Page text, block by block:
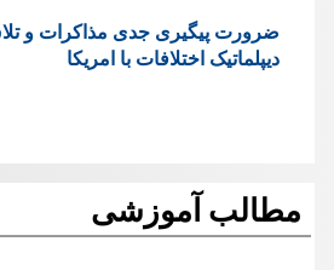
ضرورت پیگیری جدی مذاکرات و
دیپلماتیک اختلافات با امریکا
مطالب آموزشی